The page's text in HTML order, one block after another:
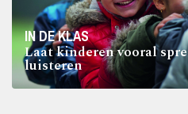
IN DE KLAS
Laat kinderen vooral
luisteren